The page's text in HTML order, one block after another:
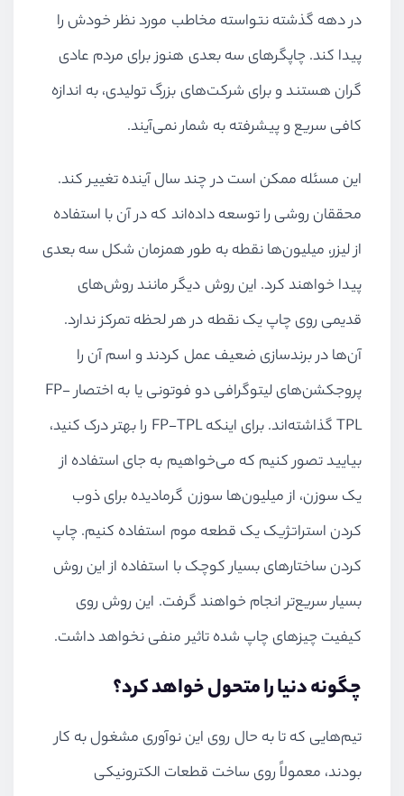
در دهه گذشته نتواسته مخاطب مورد نظر خودش را
پیدا کند. چاپگرهای سه بعدی هنوز برای مردم عادی
گران هستند و برای شرکت‌های بزرگ تولیدی، به اندازه
کافی سریع و پیشرفته به شمار نمی‌آیند.
این مسئله ممکن است در چند سال آینده تغییر کند.
محققان روشی را توسعه داده‌اند که در آن با استفاده
از لیزر، میلیون‌ها نقطه به طور همزمان شکل سه بعدی
پیدا خواهند کرد. این روش دیگر مانند روش‌های
قدیمی روی چاپ یک نقطه در هر لحظه تمرکز ندارد.
آن‌ها در برندسازی ضعیف عمل کردند و اسم آن را
پروجکشن‌های لیتوگرافی دو فوتونی یا به اختصارFP-
TPLگذاشته‌اند. برای اینکهFP-TPL را بهتر درک کنید،
بیایید تصور کنیم که می‌خواهیم به جای استفاده از
یک سوزن، از میلیون‌ها سوزن گرمادیده برای ذوب
کردن استراتژیک یک قطعه موم استفاده کنیم. چاپ
کردن ساختارهای بسیار کوچک با استفاده از این روش
بسیار سریع‌تر انجام خواهند گرفت. این روش روی
کیفیت چیزهای چاپ شده تاثیر منفی نخواهد داشت.
چگونه دنیا را متحول خواهد کرد؟
تیم‌هایی که تا به حال روی این نوآوری مشغول به کار
بودند، معمولاً روی ساخت قطعات الکترونیکی